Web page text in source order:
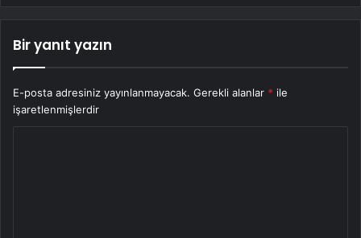
Bir yanıt yazın
E-posta adresiniz yayınlanmayacak. Gerekli alanlar * ile
işaretlenmişlerdir